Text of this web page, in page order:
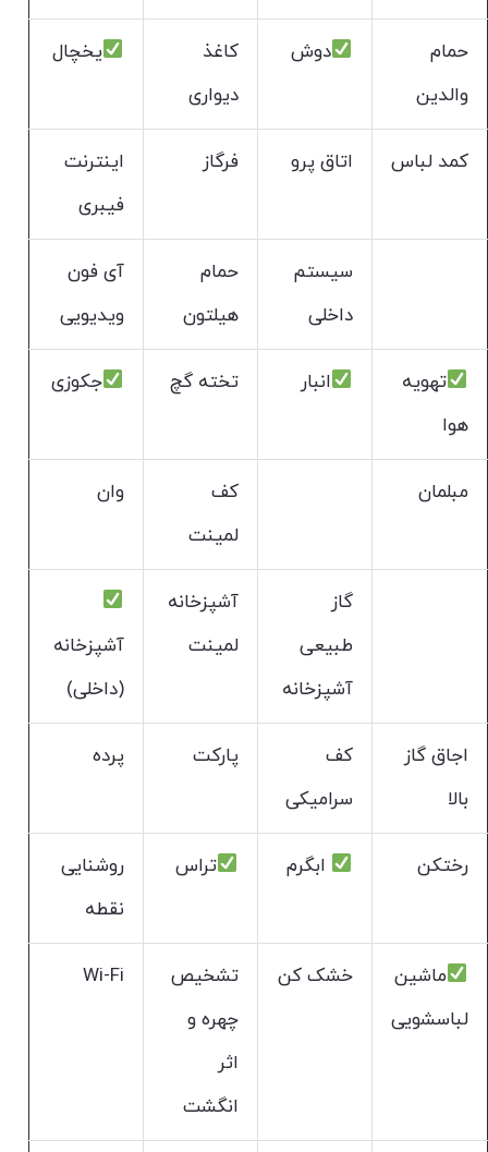
حمام
والدین
دوش
کاغذ
دیواری
یخچال
کمد لباس اتاق پرو فرگاز
اینترنت
فیبری
سیستم
داخلی
حمام
هیلتون
آی فون
ویدیویی
تهویه
هوا
انبار تخته گچ جکوزی
مبلمان
کف
لمینت
وان
گاز
طبیعی
آشپزخانه
آشپزخانه
لمینت
آشپزخانه
(داخلی)
اجاق گاز
بالا
کف
سرامیکی
پارکت پرده
رختکن ابگرم تراس
روشنایی
نقطه
ماشین
لباسشویی
خشک کن
تشخیص
چهره و
اثر
انگشت
Wi-Fi